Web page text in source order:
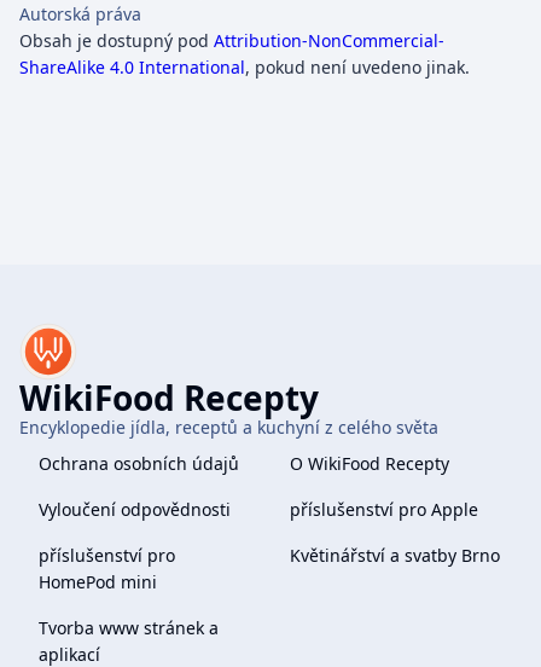
Autorská práva
Obsah je dostupný pod Attribution-NonCommercial-
ShareAlike 4.0 International, pokud není uvedeno jinak.
WikiFood Recepty
Encyklopedie jídla, receptů a kuchyní z celého světa
Ochrana osobních údajů
O WikiFood Recepty
Vyloučení odpovědnosti
příslušenství pro Apple
příslušenství pro
HomePod mini
Květinářství a svatby Brno
Tvorba www stránek a
aplikací